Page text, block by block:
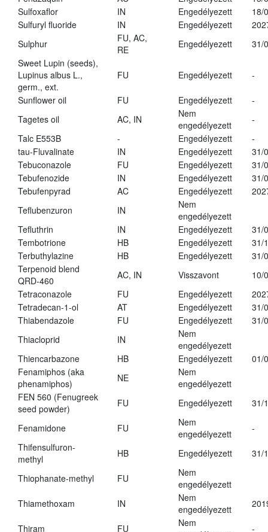
Sulfoxaflor
IN Engedélyezett
18/
Sulfuryl fluoride
IN Engedélyezett
Sulphur
FU, AC,
RE
Engedélyezett
31/
Sweet Lupin (seeds),
Lupinus albus L.,
germ., ext.
FU Engedélyezett -
Sunflower oil FU Engedélyezett
-
Tagetes oil
AC, IN
Nem
engedélyezett
-
Talc E553B
- Engedélyezett
-
tau-Fluvalinate
IN Engedélyezett
31/
Tebuconazole
FU Engedélyezett
31/
Tebufenozide
IN Engedélyezett
31/
Tebufenpyrad
AC Engedélyezett
Teflubenzuron
IN
Nem
engedélyezett
Tefluthrin
IN Engedélyezett
31/
Tembotrione
HB Engedélyezett
31/
Terbuthylazine
HB Engedélyezett
31/
Terpenoid blend
QRD-460
AC, IN Visszavont
10/
Tetraconazole
FU Engedélyezett
Tetradecan-1-ol
AT Engedélyezett
31/
Thiabendazole
FU Engedélyezett
31/
Thiacloprid
IN
Nem
engedélyezett
Thiencarbazone
HB Engedélyezett
01/
Fenamiphos (aka
phenamiphos)
NE
Nem
engedélyezett
FEN 560 (Fenugreek
seed powder)
FU Engedélyezett 31/
Fenamidone FU
Nem
engedélyezett
-
Thifensulfuron-
methyl
HB Engedélyezett 31/
Thiophanate-methyl FU
Nem
engedélyezett
Thiamethoxam
IN
Nem
engedélyezett
Thiram FU
Nem
-